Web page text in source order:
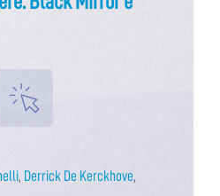
, Derrick De Kerckhove,